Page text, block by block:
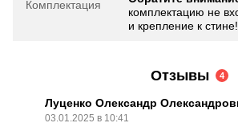
Комплектация
комплектацию не
и крепление к стине!
Отзывы 4
Луценко Олександр
03.01.2025 в 10:41